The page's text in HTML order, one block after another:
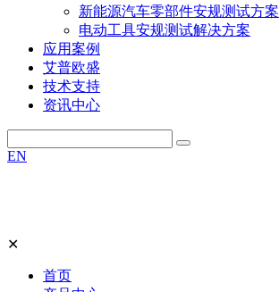
新能源汽车零部件安规测试方案
电动工具安规测试解决方案
应用案例
艾普欧盛
技术支持
资讯中心
EN
✕
首页